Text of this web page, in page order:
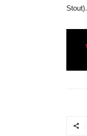
Stout).